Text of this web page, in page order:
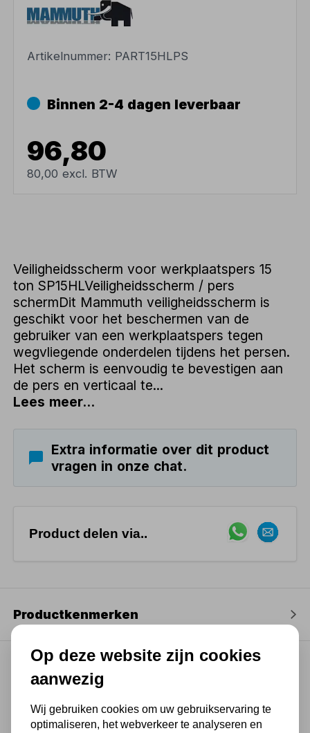
Artikelnummer: PART15HLPS
Binnen 2-4 dagen leverbaar
96,80
80,00 excl. BTW
Veiligheidsscherm voor werkplaatspers 15
ton SP15HLVeiligheidsscherm / pers
schermDit Mammuth veiligheidsscherm is
geschikt voor het beschermen van de
gebruiker van een werkplaatspers tegen
wegvliegende onderdelen tijdens het persen.
Het scherm is eenvoudig te bevestigen aan
de pers en verticaal te...
Lees meer...
Extra informatie over dit product
vragen in onze chat.
Product delen via..
Productkenmerken
(4,3/ 5)
Op deze website zijn cookies
aanwezig
Wij gebruiken cookies om uw gebruikservaring te
optimaliseren, het webverkeer te analyseren en